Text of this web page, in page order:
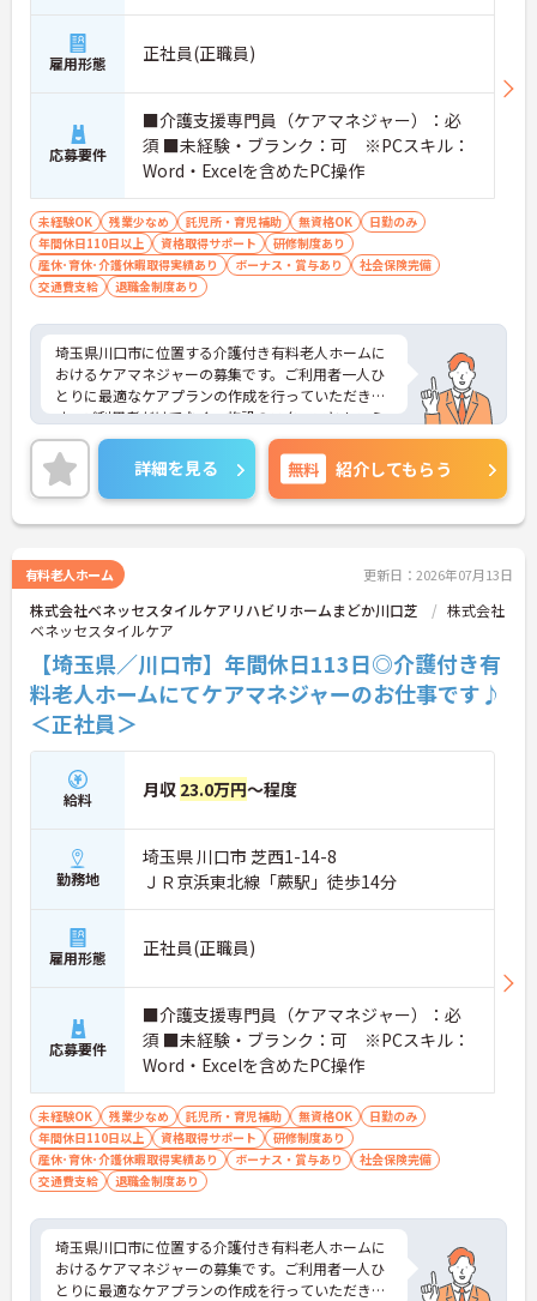
雇用形態 正社員(正職員)
応募要件
■介護支援専門員（ケアマネジャー）：必
須 ■未経験・ブランク：可 ※PCスキル：
Word・Excelを含めたPC操作
未経験OK 残業少なめ 託児所・育児補助 無資格OK
日勤のみ
年間休日110日以上
資格取得サポート
研修制度あり
産休･育休･介護休暇取得実績あり
ボーナス・賞与あり
社会保険完備
交通費支給
退職金制度あり
埼玉県川口市に位置する介護付き有料老人ホームに
おけるケアマネジャーの募集です。ご利用者一人ひ
とりに最適なケアプランの作成を行っていただきま
す。ご利用者だけでなく、施設のスタッフともコミ
ュニケーションも円滑にとっていただける方を募集
しています。
年間休日113日もあり、プライベートを大切にしな
がらご勤務いただけます。また、福利厚生が充実し
ています。働きやすい環境が整っており、長くご勤
ご興味のある方には、面接対策ポイントなど、さら
に詳細をお話しいたしますのでお気軽にご相談くだ
さい！
詳細を見る 無料 紹介してもらう
有料老人ホーム 更新日：2026年07月13日
株式会社ベネッセスタイルケアリハビリホームまどか川口芝
株式会社
ベネッセスタイルケア
【埼玉県／川口市】年間休日113日◎介護付き有
料老人ホームにてケアマネジャーのお仕事です♪
＜正社員＞
給料 月収 23.0万円～程度
勤務地
埼玉県 川口市 芝西1-14-8
ＪＲ京浜東北線「蕨駅」徒歩14分
雇用形態 正社員(正職員)
応募要件
■介護支援専門員（ケアマネジャー）：必
須 ■未経験・ブランク：可 ※PCスキル：
Word・Excelを含めたPC操作
未経験OK 残業少なめ 託児所・育児補助 無資格OK
日勤のみ
年間休日110日以上
資格取得サポート
研修制度あり
産休･育休･介護休暇取得実績あり
ボーナス・賞与あり
社会保険完備
交通費支給
退職金制度あり
埼玉県川口市に位置する介護付き有料老人ホームに
おけるケアマネジャーの募集です。ご利用者一人ひ
とりに最適なケアプランの作成を行っていただきま